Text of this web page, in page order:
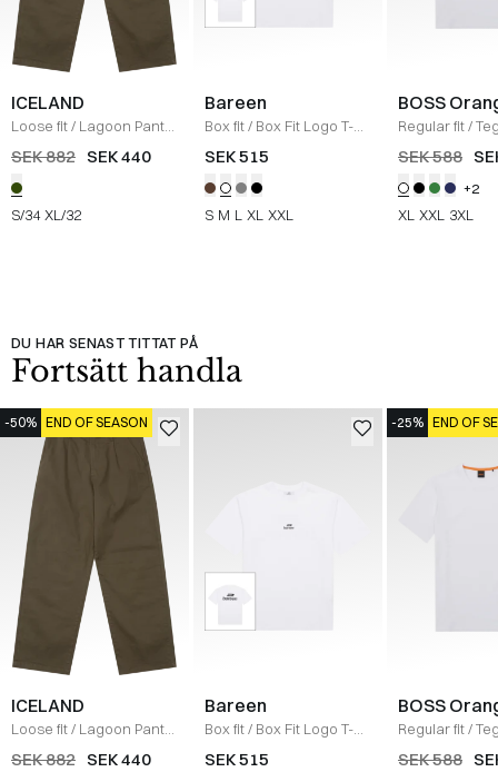
ICELAND
Loose fit/ Lagoon Pants
/ OLIVE
SEK 882 SEK 440
S/34 XL/32
Bareen
Box fit/ Box Fit Logo T-
shirt /WHITE
SEK 515
S M L XL XXL
BOSS
Regular fit/
Shirt /HVID
SEK 588
+2
XL XXL 3XL
DU HAR SENAST TITTAT PÅ
Fortsätt handla
-50% END OF SEASON
ICELAND
Loose fit/ Lagoon Pants
/ OLIVE
SEK 882 SEK 440
Bareen
Box fit/ Box Fit Logo T-
shirt /WHITE
SEK 515
-25% END OF
BOSS
Regular fit/
Shirt /HVID
SEK 588